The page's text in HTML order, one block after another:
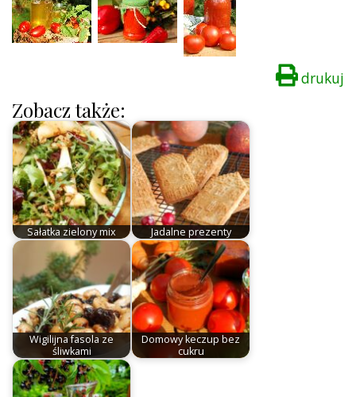
drukuj
Zobacz także:
Sałatka zielony mix Jadalne prezenty
Wigilijna fasola ze
śliwkami
Domowy keczup bez
cukru